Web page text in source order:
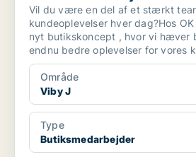
Vil du være en del af et stærkt
kundeoplevelser hver dag?Hos
nyt butikskoncept , hvor vi hæver
endnu bedre oplevelser for vores
Område
Viby J
Type
Butiksmedarbejder